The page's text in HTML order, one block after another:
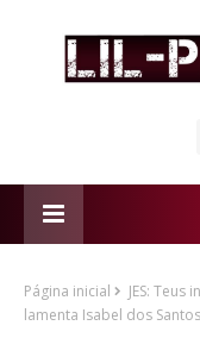
Página inicial
JES:
lamenta Isabel dos Santos